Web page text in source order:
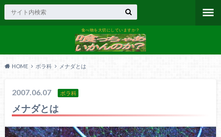
食べ物を大切にしていますか？
HOME ボラ科 メナダとは
2007.06.07 ボラ科
メナダとは